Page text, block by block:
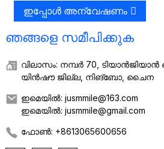
ഇപ്പോൾ അന്വേഷണം
ഞങ്ങളെ സമീപിക്കുക
വിലാസം: നമ്പർ 70,
യിൻഷൗ ജില്ല, നിങ്ബോ, ചൈന
ഇമെയിൽ: jusmmile@163.com
ഇമെയിൽ: jusmmile@gmail.com
ഫോൺ: +8613065600656